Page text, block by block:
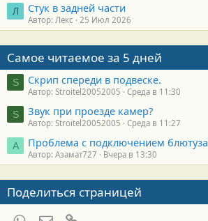
Л Стук в задней части
Автор: Лекс 25 Июл 2026
Самое читаемое за 5 дней
S Скрип спереди в подвеске.
Автор: Stroitel20052005 Среда в 11:30
S Звук при проезде камер?
Автор: Stroitel20052005 Среда в 11:27
А Проблема с подключением блютуза
Автор: Азамат727 Вчера в 13:30
Поделиться страницей